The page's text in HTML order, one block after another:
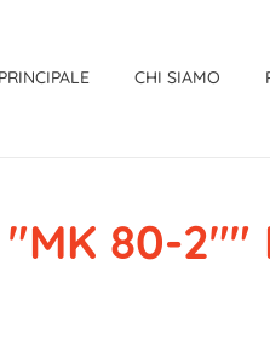
CHI SIAMO
"MK 80-2""